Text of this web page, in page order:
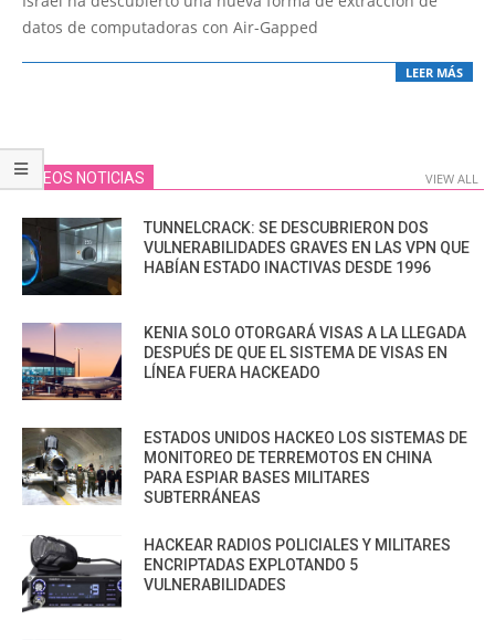
datos de computadoras con Air-Gapped
LEER MÁS
VIDEOS NOTICIAS VIEW ALL
TUNNELCRACK: SE DESCUBRIERON DOS
VULNERABILIDADES GRAVES EN LAS VPN QUE
HABÍAN ESTADO INACTIVAS DESDE 1996
KENIA SOLO OTORGARÁ VISAS A LA LLEGADA
DESPUÉS DE QUE EL SISTEMA DE VISAS EN
LÍNEA FUERA HACKEADO
ESTADOS UNIDOS HACKEO LOS SISTEMAS DE
MONITOREO DE TERREMOTOS EN CHINA
PARA ESPIAR BASES MILITARES
SUBTERRÁNEAS
HACKEAR RADIOS POLICIALES Y MILITARES
ENCRIPTADAS EXPLOTANDO 5
VULNERABILIDADES